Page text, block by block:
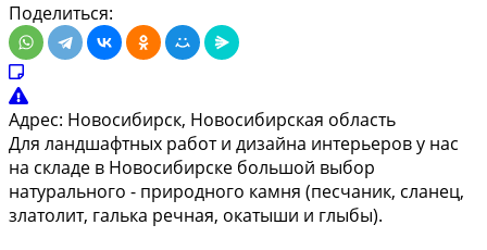
Поделиться:
Адрес: Новосибирск, Новосибирская область
Для ландшафтных работ и дизайна интерьеров у нас
на складе в Новосибирске большой выбор
натурального - природного камня (песчаник, сланец,
златолит, галька речная, окатыши и глыбы).